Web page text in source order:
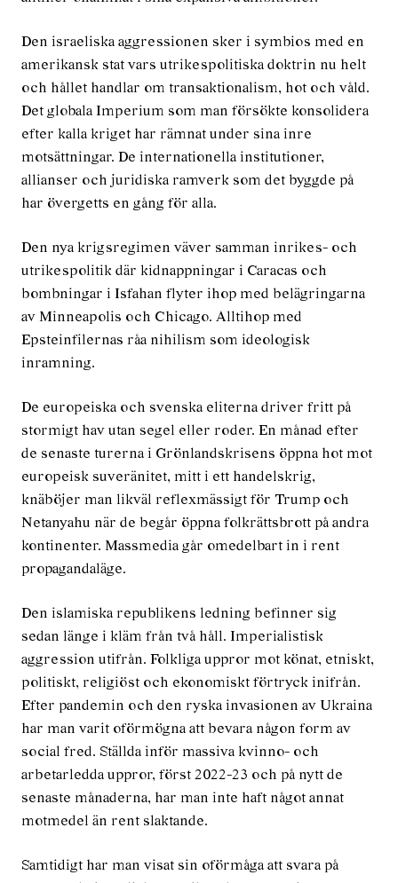
Den israeliska aggressionen sker i symbios med en
amerikansk stat vars utrikespolitiska doktrin nu helt
och hållet handlar om transaktionalism, hot och våld.
Det globala Imperium som man försökte konsolidera
efter kalla kriget har rämnat under sina inre
motsättningar. De internationella institutioner,
allianser och juridiska ramverk som det byggde på
har övergetts en gång för alla.
Den nya krigsregimen väver samman inrikes- och
utrikespolitik där kidnappningar i Caracas och
bombningar i Isfahan flyter ihop med belägringarna
av Minneapolis och Chicago. Alltihop med
Epsteinfilernas råa nihilism som ideologisk
inramning.
De europeiska och svenska eliterna driver fritt på
stormigt hav utan segel eller roder. En månad efter
de senaste turerna i Grönlandskrisens öppna hot mot
europeisk suveränitet, mitt i ett handelskrig,
knäböjer man likväl reflexmässigt för Trump och
Netanyahu när de begår öppna folkrättsbrott på andra
kontinenter. Massmedia går omedelbart in i rent
propagandaläge.
Den islamiska republikens ledning befinner sig
sedan länge i kläm från två håll. Imperialistisk
aggression utifrån. Folkliga uppror mot könat, etniskt,
politiskt, religiöst och ekonomiskt förtryck inifrån.
Efter pandemin och den ryska invasionen av Ukraina
har man varit oförmögna att bevara någon form av
social fred. Ställda inför massiva kvinno- och
arbetarledda uppror, först 2022-23 och på nytt de
senaste månaderna, har man inte haft något annat
motmedel än rent slaktande.
Samtidigt har man visat sin oförmåga att svara på